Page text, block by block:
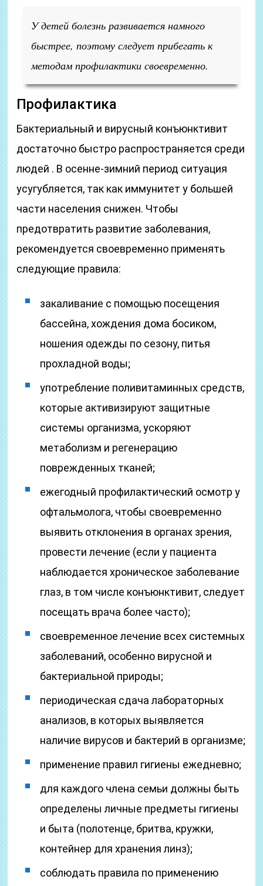
У детей болезнь развивается намного
быстрее, поэтому следует прибегать к
методам профилактики своевременно.
Профилактика
Бактериальный и вирусный конъюнктивит
достаточно быстро распространяется среди
людей . В осенне-зимний период ситуация
усугубляется, так как иммунитет у большей
части населения снижен. Чтобы
предотвратить развитие заболевания,
рекомендуется своевременно применять
следующие правила:
закаливание с помощью посещения
бассейна, хождения дома босиком,
ношения одежды по сезону, питья
прохладной воды;
употребление поливитаминных средств,
которые активизируют защитные
системы организма, ускоряют
метаболизм и регенерацию
поврежденных тканей;
ежегодный профилактический осмотр у
офтальмолога, чтобы своевременно
выявить отклонения в органах зрения,
провести лечение (если у пациента
наблюдается хроническое заболевание
глаз, в том числе конъюнктивит, следует
посещать врача более часто);
своевременное лечение всех системных
заболеваний, особенно вирусной и
бактериальной природы;
периодическая сдача лабораторных
анализов, в которых выявляется
наличие вирусов и бактерий в организме;
применение правил гигиены ежедневно;
для каждого члена семьи должны быть
определены личные предметы гигиены
и быта (полотенце, бритва, кружки,
контейнер для хранения линз);
соблюдать правила по применению